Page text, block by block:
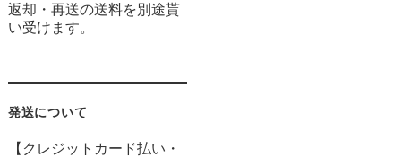
返却・再送の送料を別途貰
い受けます。
発送について
【クレジットカード払い・